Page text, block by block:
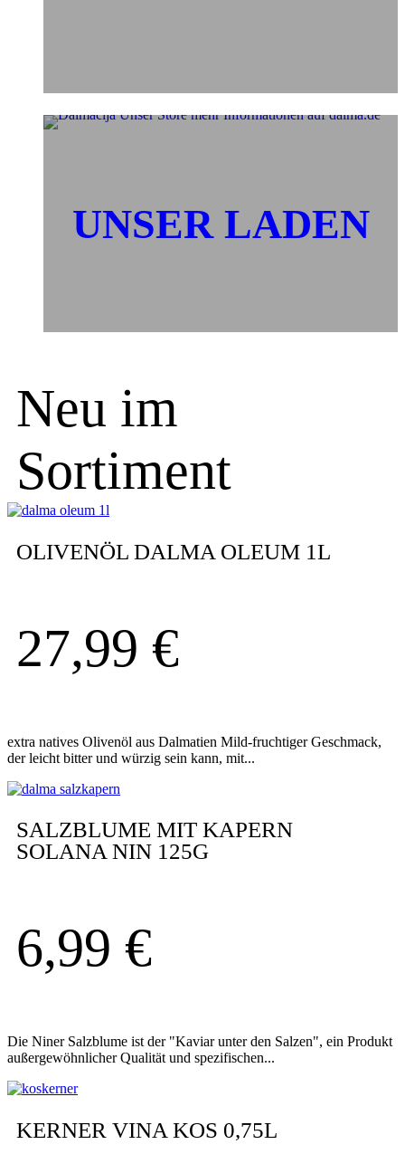
UNSER LADEN
Neu im
Sortiment
OLIVENÖL DALMA OLEUM 1L
27,99 €
extra natives Olivenöl aus Dalmatien Mild-fruchtiger Geschmack,
der leicht bitter und würzig sein kann, mit...
SALZBLUME MIT KAPERN
SOLANA NIN 125G
6,99 €
Die Niner Salzblume ist der "Kaviar unter den Salzen", ein Produkt
außergewöhnlicher Qualität und spezifischen...
KERNER VINA KOS 0,75L